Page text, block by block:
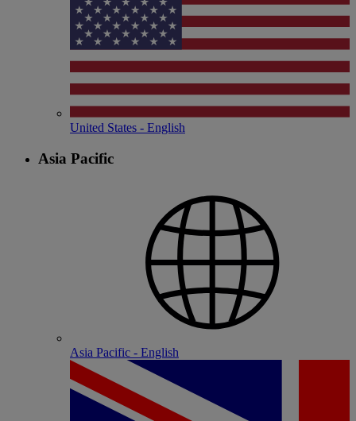
United States - English
Asia Pacific
Asia Pacific - English